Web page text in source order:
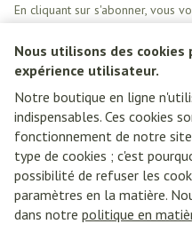
Nous utilisons des
expérience utilisateur.
Notre boutique en ligne
indispensables. Ces cookies
fonctionnement de notre
type de cookies ; c'est
possibilité de refuser les
paramètres en la matière.
dans notre politique en
En cliquant sur s'abonner, vous
acceptez notrepolitique de
Liens légaux